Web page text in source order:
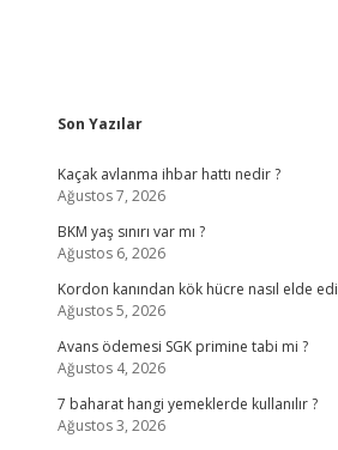
Sidebar
Son Yazılar
Kaçak avlanma ihbar hattı nedir ?
Ağustos 7, 2026
BKM yaş sınırı var mı ?
Ağustos 6, 2026
Kordon kanından kök hücre nasıl elde
Ağustos 5, 2026
Avans ödemesi SGK primine tabi mi ?
Ağustos 4, 2026
7 baharat hangi yemeklerde kullanılır ?
Ağustos 3, 2026
betexper giriş